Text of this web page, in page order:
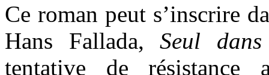
Ce roman peut s’inscrire
Hans Fallada,Seul
tentative de résistance